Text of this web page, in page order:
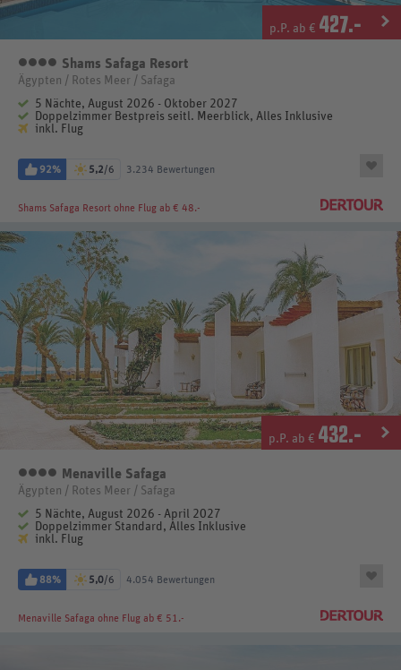
p.P. ab € 427.-
4 Sterne
Shams Safaga Resort
Ägypten / Rotes Meer / Safaga
5 Nächte, August 2026 - Oktober 2027
Doppelzimmer Bestpreis seitl. Meerblick, Alles Inklusive
inkl. Flug
92% 5,2/6 3.234 Bewertungen
Shams Safaga Resort ohne Flug ab € 48.-
p.P. ab € 432.-
4 Sterne
Menaville Safaga
Ägypten / Rotes Meer / Safaga
5 Nächte, August 2026 - April 2027
Doppelzimmer Standard, Alles Inklusive
inkl. Flug
88% 5,0/6 4.054 Bewertungen
Menaville Safaga ohne Flug ab € 51.-